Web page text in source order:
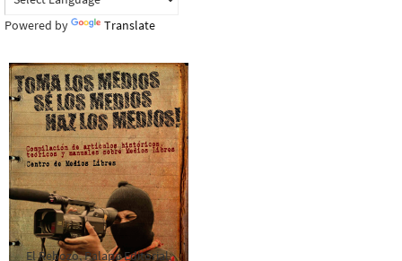
Powered by Translate
El Rebozo, Palapa Editorial,